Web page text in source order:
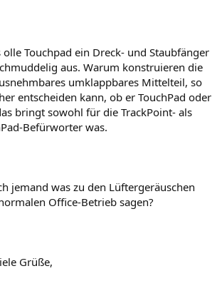
Touchpad ein Dreck- und Staubfänger
aus. Warum konstruieren die
umklappbares Mittelteil, so
entscheiden kann, ob er TouchPad oder
bringt sowohl für die TrackPoint- als
Befürworter was.
jemand was zu den Lüftergeräuschen
Office-Betrieb sagen?
Grüße,